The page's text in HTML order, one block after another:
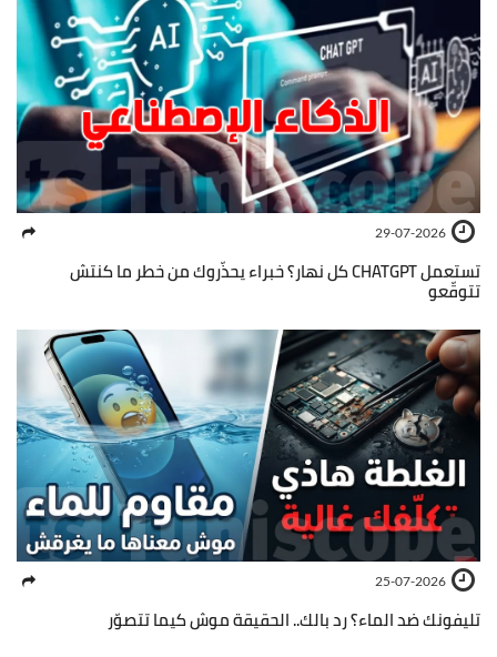
29-07-2026
تستعمل CHATGPT كل نهار؟ خبراء يحذّروك من خطر ما كنتش
تتوقّعو
25-07-2026
تليفونك ضد الماء؟ رد بالك.. الحقيقة موش كيما تتصوّر